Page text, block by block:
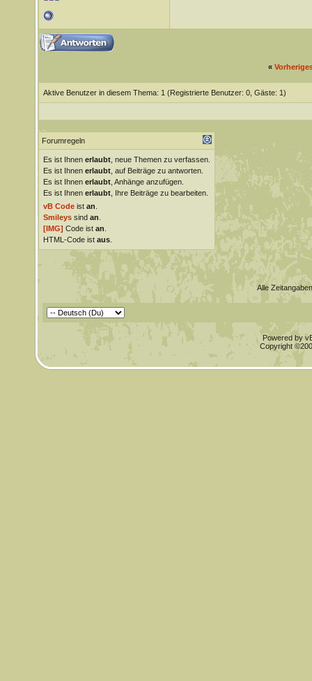
«
Aktive Benutzer in diesem Thema: 1 (Registrierte Benutzer: 0, Gäste: 1)
Forumregeln
Es ist Ihnen erlaubt, neue Themen zu verfassen.
Es ist Ihnen erlaubt, auf Beiträge zu antworten.
Es ist Ihnen erlaubt, Anhänge anzufügen.
Es ist Ihnen erlaubt, Ihre Beiträge zu bearbeiten.
vB Codeist an
Smileyssind an
[IMG] Code ist an
HTML-Code ist aus.
Alle
Powered by
Copyright